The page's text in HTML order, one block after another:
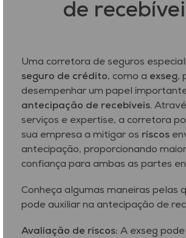
de
Uma corretora de seguros
seguro de crédito, como a exseg,
desempenhar um papel
antecipação de recebíveis.
serviços e expertise, a corretora
sua empresa a mitigar os riscos
antecipação, proporcionando
confiança para ambas as partes
Conheça algumas maneiras pelas
pode auxiliar na antecipação de
Avaliação de riscos: A exseg